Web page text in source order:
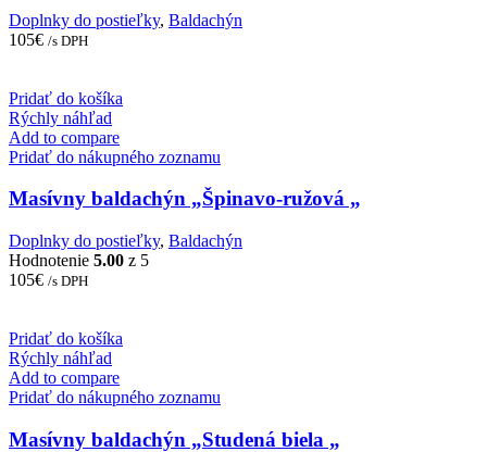
Doplnky do postieľky, Baldachýn
105€ /s DPH
Pridať do košíka
Rýchly náhľad
Add to compare
Pridať do nákupného zoznamu
Masívny baldachýn „Špinavo-ružová „
Doplnky do postieľky, Baldachýn
Hodnotenie 5.00 z 5
105€ /s DPH
Pridať do košíka
Rýchly náhľad
Add to compare
Pridať do nákupného zoznamu
Masívny baldachýn „Studená biela „